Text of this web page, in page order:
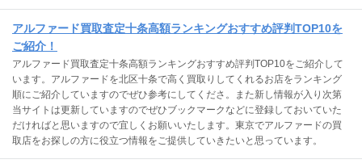
アルファード買取査定十条高額ランキングおすすめ評判TOP10を
ご紹介！
アルファード買取査定十条高額ランキングおすすめ評判TOP10をご紹介して
います。アルファードを北区十条で高く買取りしてくれるお店をランキング
順にご紹介していますのでぜひ参考にしてくださ。また新し情報が入り次第
当サイトは更新していますのでぜひブックマークなどに登録しておいていた
だければと思いますので宜しくお願いいたします。東京でアルファードの買
取店をお探しの方に役立つ情報をご提供していきたいと思っています。